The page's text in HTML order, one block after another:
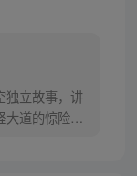
独立故事，讲
大道的惊险历